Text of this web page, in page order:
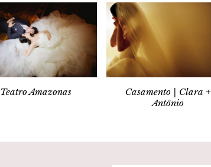
Teatro Amazonas
Casamento | Clara +
Antônio